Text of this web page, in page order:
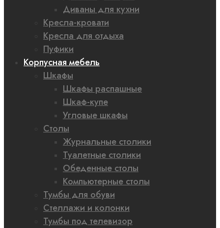
Диваны для кухни
Кресла-кровати
Кресла для отдыха
Пуфики
Корпусная мебель
Шкафы
Шкафы распашные
Шкаф-купе
Угловые шкафы
Столы
Журнальные столики
Туалетные столики
Обеденные столы
Компьютерные столы
Тумбы для обуви
Стеллажи и колонки
Тумбы под телевизор